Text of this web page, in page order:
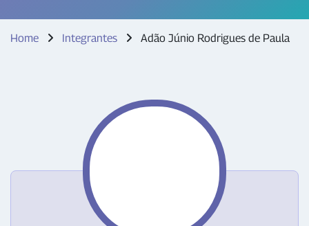
Home Integrantes Adão Júnio Rodrigues de Paula